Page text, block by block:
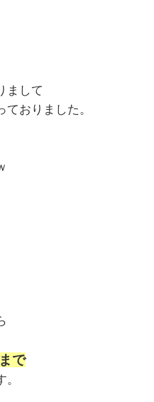
まして
おりました。
で